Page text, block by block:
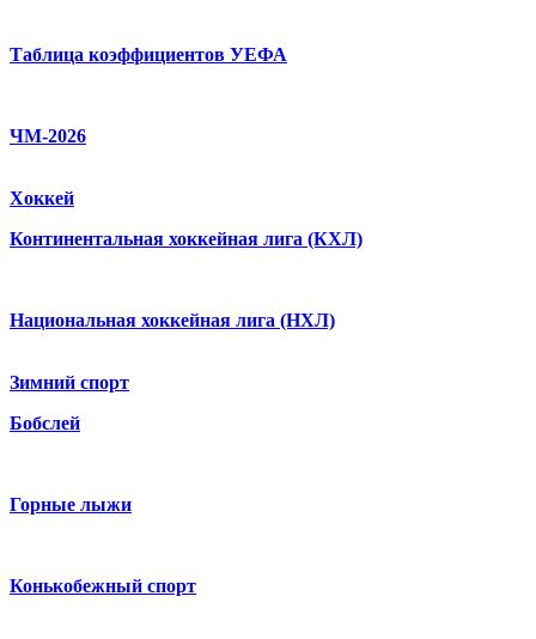
Таблица коэффициентов УЕФА
ЧМ-2026
Хоккей
Континентальная хоккейная лига (КХЛ)
Национальная хоккейная лига (НХЛ)
Зимний спорт
Бобслей
Горные лыжи
Конькобежный спорт